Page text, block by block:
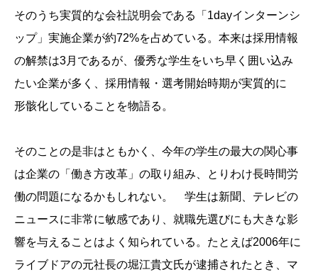
そのうち実質的な会社説明会である「1dayインターンシ
ップ」実施企業が約72%を占めている。本来は採用情報
の解禁は3月であるが、優秀な学生をいち早く囲い込み
たい企業が多く、採用情報・選考開始時期が実質的に
形骸化していることを物語る。
そのことの是非はともかく、今年の学生の最大の関心事
は企業の「働き方改革」の取り組み、とりわけ長時間労
働の問題になるかもしれない。 学生は新聞、テレビの
ニュースに非常に敏感であり、就職先選びにも大きな影
響を与えることはよく知られている。たとえば2006年に
ライブドアの元社長の堀江貴文氏が逮捕されたとき、マ